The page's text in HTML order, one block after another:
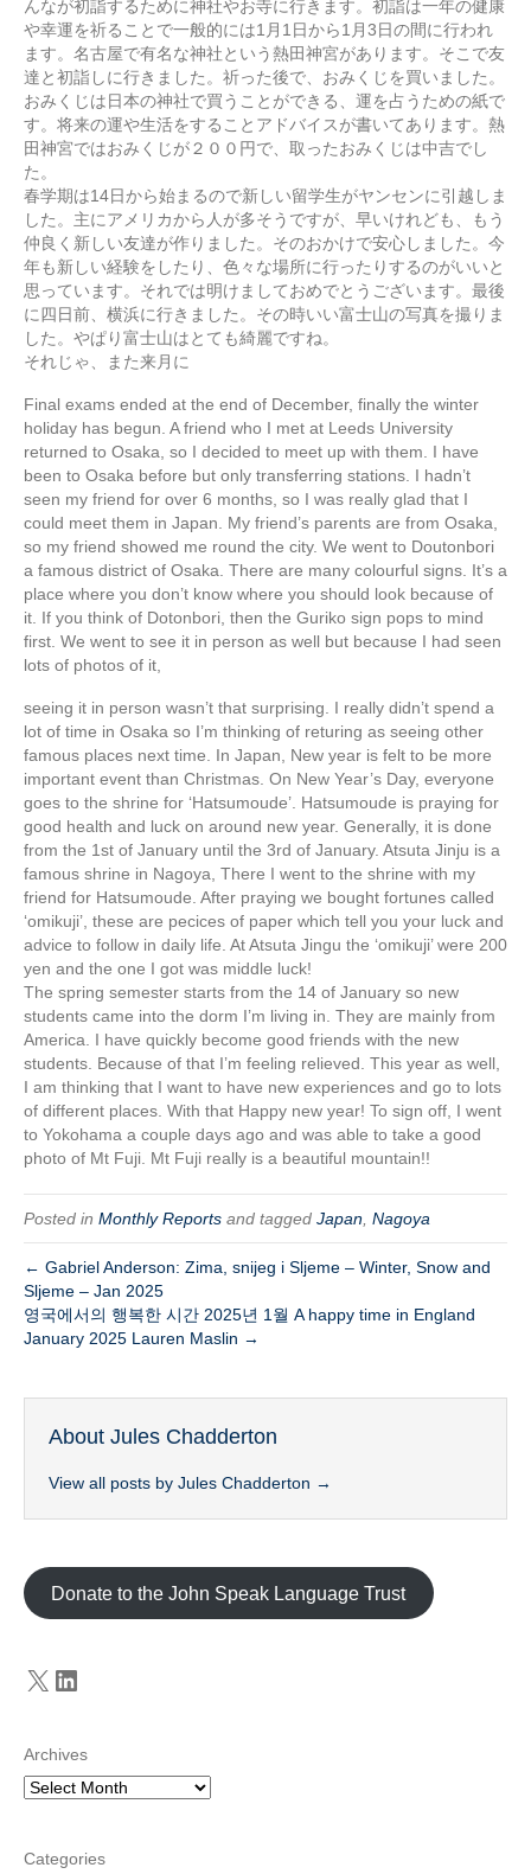
んなが初詣するために神社やお寺に行きます。初詣は一年の健康
や幸運を祈ることで一般的には1月1日から1月3日の間に行われ
ます。名古屋で有名な神社という熱田神宮があります。そこで友
達と初詣しに行きました。祈った後で、おみくじを買いました。
おみくじは日本の神社で買うことができる、運を占うための紙で
す。将来の運や生活をすることアドバイスが書いてあります。熱
田神宮ではおみくじが２００円で、取ったおみくじは中吉でし
た。
春学期は14日から始まるので新しい留学生がヤンセンに引越しま
した。主にアメリカから人が多そうですが、早いけれども、もう
仲良く新しい友達が作りました。そのおかけで安心しました。今
年も新しい経験をしたり、色々な場所に行ったりするのがいいと
思っています。それでは明けましておめでとうございます。最後
に四日前、横浜に行きました。その時いい富士山の写真を撮りま
した。やぱり富士山はとても綺麗ですね。
それじゃ、また来月に
Final exams ended at the end of December, finally the winter
holiday has begun. A friend who I met at Leeds University
returned to Osaka, so I decided to meet up with them. I have
been to Osaka before but only transferring stations. I hadn’t
seen my friend for over 6 months, so I was really glad that I
could meet them in Japan. My friend’s parents are from Osaka,
so my friend showed me round the city. We went to Doutonbori
a famous district of Osaka. There are many colourful signs. It’s a
place where you don’t know where you should look because of
it. If you think of Dotonbori, then the Guriko sign pops to mind
first. We went to see it in person as well but because I had seen
lots of photos of it,
seeing it in person wasn’t that surprising. I really didn’t spend a
lot of time in Osaka so I’m thinking of returing as seeing other
famous places next time. In Japan, New year is felt to be more
important event than Christmas. On New Year’s Day, everyone
goes to the shrine for ‘Hatsumoude’. Hatsumoude is praying for
good health and luck on around new year. Generally, it is done
from the 1st of January until the 3rd of January. Atsuta Jinju is a
famous shrine in Nagoya, There I went to the shrine with my
friend for Hatsumoude. After praying we bought fortunes called
‘omikuji’, these are pecices of paper which tell you your luck and
advice to follow in daily life. At Atsuta Jingu the ‘omikuji’ were 200
yen and the one I got was middle luck!
The spring semester starts from the 14 of January so new
students came into the dorm I’m living in. They are mainly from
America. I have quickly become good friends with the new
students. Because of that I’m feeling relieved. This year as well,
I am thinking that I want to have new experiences and go to lots
of different places. With that Happy new year! To sign off, I went
to Yokohama a couple days ago and was able to take a good
photo of Mt Fuji. Mt Fuji really is a beautiful mountain!!
Posted in Monthly Reports and tagged Japan Nagoya
← Gabriel Anderson: Zima, snijeg i Sljeme – Winter, Snow and
Sljeme – Jan 2025
영국에서의 행복한 시간 2025년 1월 A happy time in England
January 2025 Lauren Maslin →
About Jules Chadderton
View all posts by Jules Chadderton →
Donate to the John Speak Language Trust
X LinkedIn
Archives
Categories